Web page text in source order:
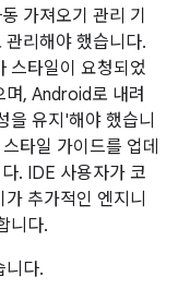
가져오기 관리 기
리해야 했습니다.
스타일이 요청되었
, Android로 내려
을 유지'해야 했습니
타일 가이드를 업데
. IDE 사용자가 코
추가적인 엔지니
니다.
니다.